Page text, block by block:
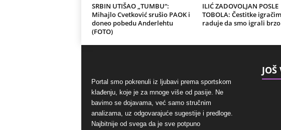
SRBIN UTIŠAO „TUMBU“:
Mihajlo Cvetković srušio PAOK i
doneo pobedu Anderlehtu
(FOTO)
ILIĆ ZADOVOLJAN POSLE
TOBOLA: Čestitke
raduje da smo igrali brzo
Portal smo pokrenuli iz ljubavi prema sportskom
klađenju, koje je za mnoge više od pasije. Ne
bavimo se dojavama, već samo stručnim
analizama, uz odgovarajuće sugestije i predloge.
Najbitnije od svega da je sve potpuno
JOŠ